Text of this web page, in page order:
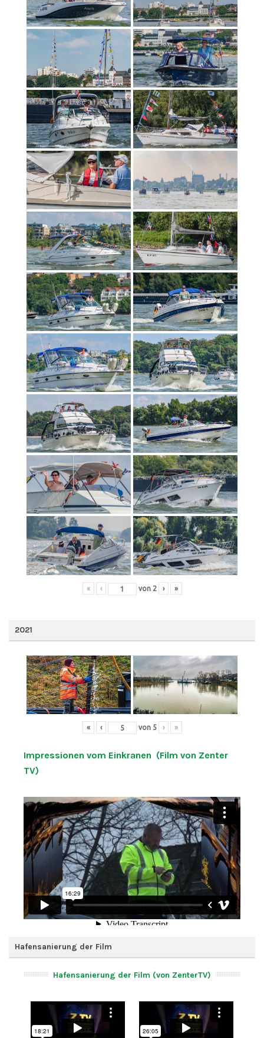
« ‹ von 2 › »
2021
« ‹ von 5 › »
Impressionen vom Einkranen (Film von Zenter
TV)
Hafensanierung der Film
Hafensanierung der Film (von ZenterTV)